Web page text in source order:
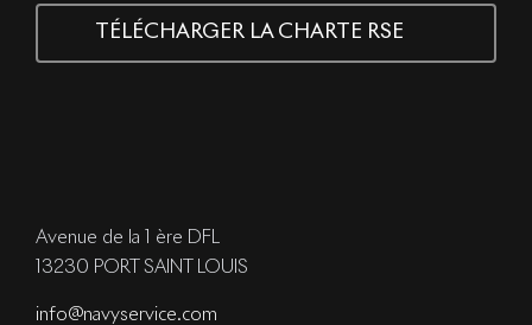
TÉLÉCHARGER LA CHARTE RSE
Avenue de la 1 ère DFL
13230 PORT SAINT LOUIS
info@navyservice.com